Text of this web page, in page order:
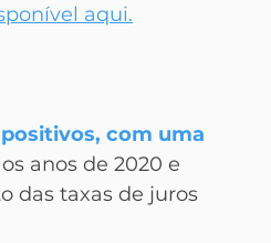
aqui.
com uma
anos de 2020 e
das taxas de juros